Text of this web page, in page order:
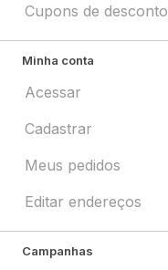
Cupons de desconto
Minha conta
Acessar
Cadastrar
Meus pedidos
Editar endereços
Campanhas